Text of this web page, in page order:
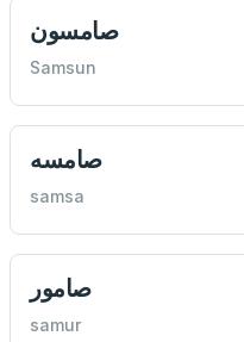
صامسون
Samsun
صامسه
samsa
صامور
samur